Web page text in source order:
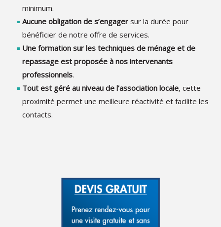
minimum.
Aucune obligation de s’engager sur la durée pour
bénéficier de notre offre de services.
Une formation sur les techniques de ménage et de
repassage est proposée à nos intervenants
professionnels.
Tout est géré au niveau de l’association locale, cette
proximité permet une meilleure réactivité et facilite les
contacts.